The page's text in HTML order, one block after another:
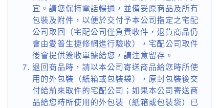
宜。請您保持電話暢通，並備妥原商品及所有
包裝及附件，以便於交付予本公司指定之宅配
公司取回（宅配公司僅負責收件，退貨商品仍
會由愛普生捷修網進行驗收），宅配公司取件
後會提供簽收單據給您，請注意留存。
退回商品時，請以本公司寄送商品給您時所使
用的外包裝（紙箱或包裝袋），原封包裝後交
付給前來取件的宅配公司；如果本公司寄送商
品給您時所使用的外包裝（紙箱或包裝袋）已